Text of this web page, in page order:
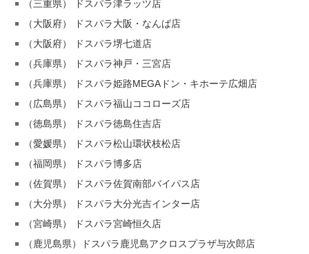
（三重県） ドスパラ津ラッツ店
（大阪府） ドスパラ大阪・なんば店
（大阪府） ドスパラ堺七道店
（兵庫県） ドスパラ神戸・三宮店
（兵庫県） ドスパラ姫路MEGAドン・キホーテ広畑店
（広島県） ドスパラ福山ココローズ店
（徳島県） ドスパラ徳島住吉店
（愛媛県） ドスパラ松山環状枝松店
（福岡県） ドスパラ博多店
（佐賀県） ドスパラ佐賀南部バイパス店
（大分県） ドスパラ大分光吉インター店
（宮崎県） ドスパラ宮崎恒久店
（鹿児島県）ドスパラ鹿児島アクロスプラザ与次郎店